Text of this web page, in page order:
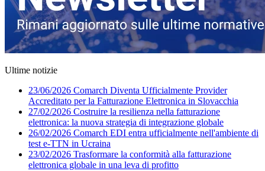
Ultime notizie
23/06/2026 Comarch Diventa Ufficialmente Provider
Accreditato per la Fatturazione Elettronica in Slovacchia
27/02/2026 Costruire la resilienza nella fatturazione
elettronica: la nuova strategia di integrazione globale
26/02/2026 Comarch EDI entra ufficialmente nell'ambiente di
test e-TTN in Ucraina
23/02/2026 Trasformare la conformità alla fatturazione
elettronica globale in una leva di profitto